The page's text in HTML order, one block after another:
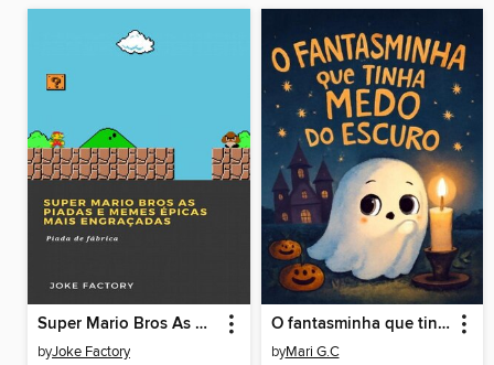
Super Mario Bros As piadas e memes épicas mais engraçadas
byJoke Factory
O fantasminha que tinha medo do escuro
byMari G.C